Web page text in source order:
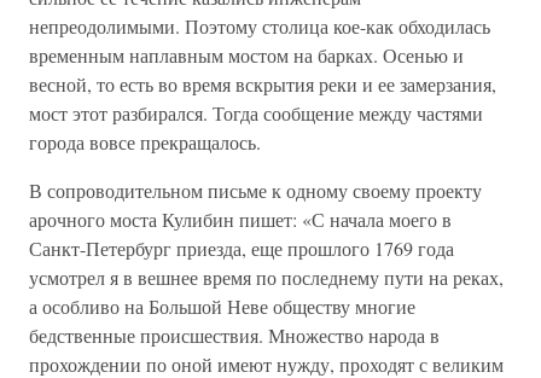
непреодолимыми. Поэтому столица кое-как обходилась
временным наплавным мостом на барках. Осенью и
весной, то есть во время вскрытия реки и ее замерзания,
мост этот разбирался. Тогда сообщение между частями
города вовсе прекращалось.
В сопроводительном письме к одному своему проекту
арочного моста Кулибин пишет: «С начала моего в
Санкт-Петербург приезда, еще прошлого 1769 года
усмотрел я в вешнее время по последнему пути на реках,
а особливо на Большой Неве обществу многие
бедственные происшествия. Множество народа в
прохождении по оной имеют нужду, проходят с великим